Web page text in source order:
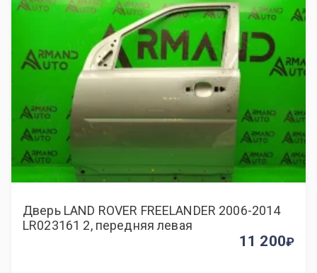
Дверь LAND ROVER FREELANDER 2006-2014
LR023161 2, передняя левая
11 200